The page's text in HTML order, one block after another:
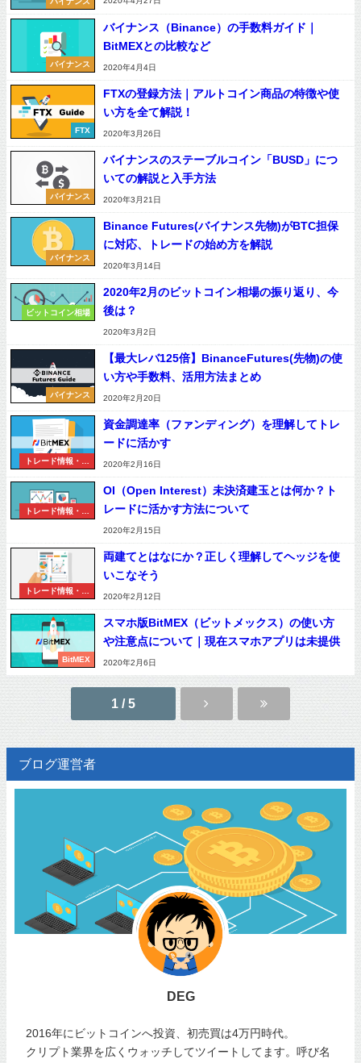
バイナンス
バイナンス（Binance）の手数料ガイド｜
BitMEXとの比較など
2020年4月4日
FTX
FTXの登録方法｜アルトコイン商品の特徴や使
い方を全て解説！
2020年3月26日
バイナンス
バイナンスのステーブルコイン「BUSD」につ
いての解説と入手方法
2020年3月21日
バイナンス
Binance Futures(バイナンス先物)がBTC担保
に対応、トレードの始め方を解説
2020年3月14日
ビットコイン相場
2020年2月のビットコイン相場の振り返り、今
後は？
2020年3月2日
バイナンス
【最大レバ125倍】BinanceFutures(先物)の使
い方や手数料、活用方法まとめ
2020年2月20日
トレード情報・用
資金調達率（ファンディング）を理解してトレ
ードに活かす
2020年2月16日
トレード情報・用
OI（Open Interest）未決済建玉とは何か？ト
レードに活かす方法について
2020年2月15日
トレード情報・用
両建てとはなにか？正しく理解してヘッジを使
いこなそう
2020年2月12日
BitMEX
スマホ版BitMEX（ビットメックス）の使い方
や注意点について｜現在スマホアプリは未提供
2020年2月6日
1 / 5
ブログ運営者
DEG
2016年にビットコインへ投資、初売買は4万円時代。
クリプト業界を広くウォッチしてツイートしてます。呼び名